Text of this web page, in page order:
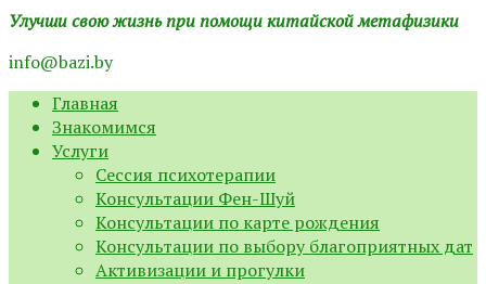
Улучши свою жизнь при помощи китайской метафизики
info@bazi.by
Главная
Знакомимся
Услуги
Сессия психотерапии
Консультации Фен-Шуй
Консультации по карте рождения
Консультации по выбору благоприятных дат
Активизации и прогулки